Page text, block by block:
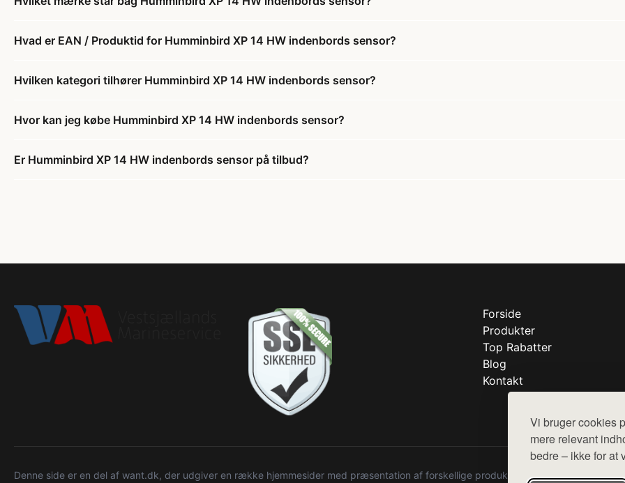
Vi bruger cookies
mere relevant
bedre – ikke for at
Hvad er EAN / Produktid for Humminbird XP 14 HW indenbords sensor?
Hvilken kategori tilhører Humminbird XP 14 HW indenbords sensor?
Hvor kan jeg købe Humminbird XP 14 HW indenbords sensor?
Er Humminbird XP 14 HW indenbords sensor på tilbud?
Forside
Produkter
Top Rabatter
Blog
Kontakt
Denne side er en del af want.dk, der udgiver en række hjemmesider med præsentation af forskellige produkter fra diverse